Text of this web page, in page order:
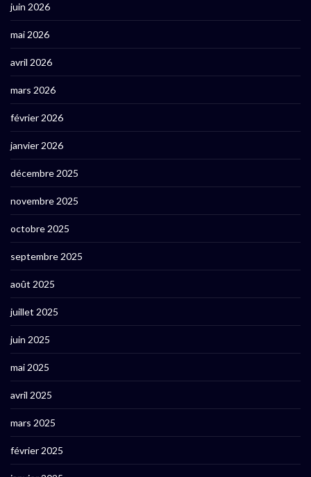
juin 2026
mai 2026
avril 2026
mars 2026
février 2026
janvier 2026
décembre 2025
novembre 2025
octobre 2025
septembre 2025
août 2025
juillet 2025
juin 2025
mai 2025
avril 2025
mars 2025
février 2025